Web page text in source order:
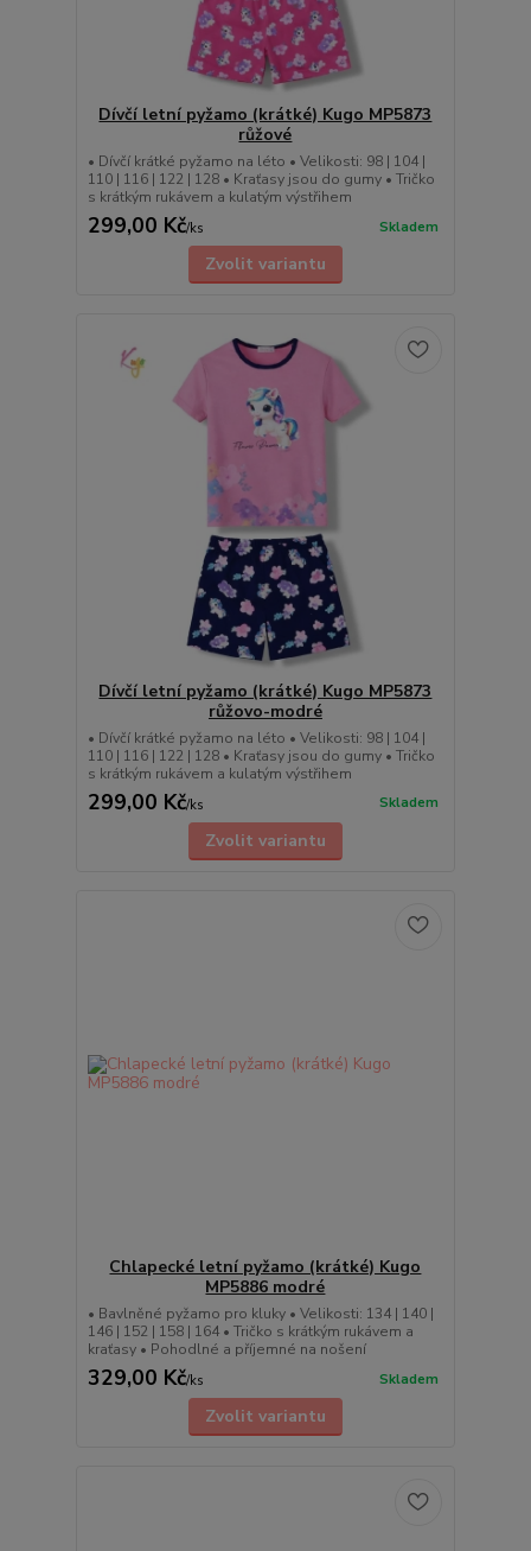
Dívčí letní pyžamo (krátké) Kugo MP5873
růžové
• Dívčí krátké pyžamo na léto • Velikosti: 98 | 104 |
110 | 116 | 122 | 128 • Kraťasy jsou do gumy • Tričko
s krátkým rukávem a kulatým výstřihem
299,00 Kč/ks Skladem
Zvolit variantu
Dívčí letní pyžamo (krátké) Kugo MP5873
růžovo-modré
• Dívčí krátké pyžamo na léto • Velikosti: 98 | 104 |
110 | 116 | 122 | 128 • Kraťasy jsou do gumy • Tričko
s krátkým rukávem a kulatým výstřihem
299,00 Kč/ks Skladem
Zvolit variantu
Chlapecké letní pyžamo (krátké) Kugo
MP5886 modré
• Bavlněné pyžamo pro kluky • Velikosti: 134 | 140 |
146 | 152 | 158 | 164 • Tričko s krátkým rukávem a
kraťasy • Pohodlné a příjemné na nošení
329,00 Kč/ks Skladem
Zvolit variantu